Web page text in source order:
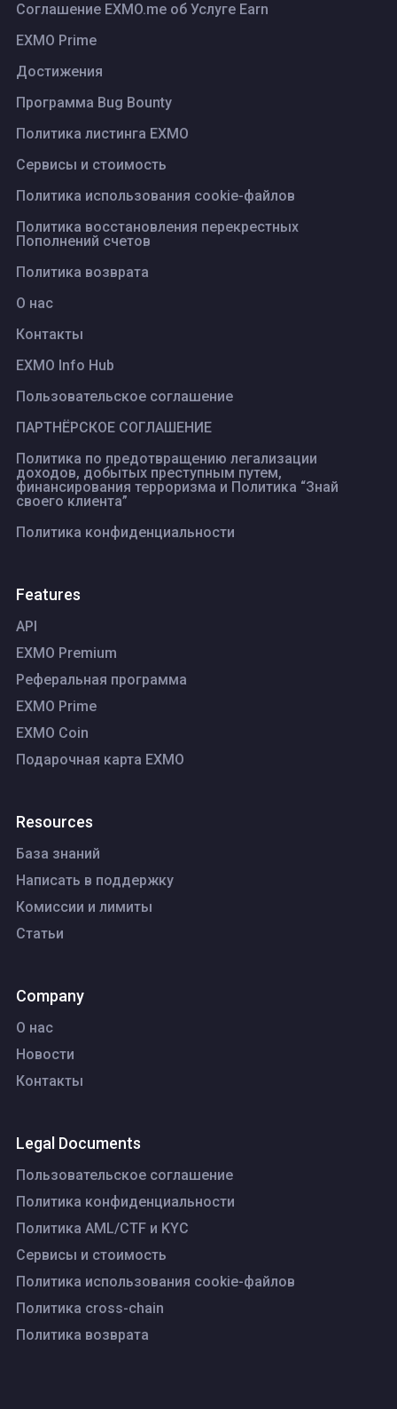
Соглашение EXMO.me об Услуге Earn
EXMO Prime
Достижения
Программа Bug Bounty
Политика листинга ЕХМО
Сервисы и стоимость
Политика использования cookie-файлов
Политика восстановления перекрестных
Пополнений счетов
Политика возврата
О нас
Контакты
EXMO Info Hub
Пользовательское соглашение
ПАРТНЁРСКОЕ СОГЛАШЕНИЕ
Политика по предотвращению легализации
доходов, добытых преступным путем,
финансирования терроризма и Политика “Знай
своего клиента”
Политика конфиденциальности
Features
API
EXMO Premium
Реферальная программа
EXMO Prime
EXMO Coin
Подарочная карта EXMO
Resources
База знаний
Написать в поддержку
Комиссии и лимиты
Статьи
Company
О нас
Новости
Контакты
Legal Documents
Пользовательское соглашение
Политика конфиденциальности
Политика AML/CTF и KYC
Сервисы и стоимость
Политика использования cookie-файлов
Политика cross-chain
Политика возврата